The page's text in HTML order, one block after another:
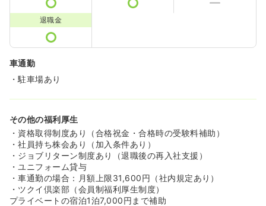
退職金
車通勤
・駐車場あり
その他の福利厚生
・資格取得制度あり（合格祝金・合格時の受験料補助）
・社員持ち株会あり（加入条件あり）
・ジョブリターン制度あり（退職後の再入社支援）
・ユニフォーム貸与
・車通勤の場合：月額上限31,600円（社内規定あり）
・ツクイ倶楽部（会員制福利厚生制度）
プライベートの宿泊1泊7,000円まで補助